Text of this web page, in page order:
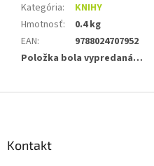
Kategória:
KNIHY
Hmotnosť:
0.4 kg
EAN:
9788024707952
Položka bola vypredaná…
Kontakt